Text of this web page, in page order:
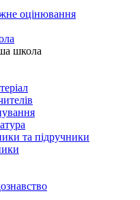
оцінювання
школа
та підручники